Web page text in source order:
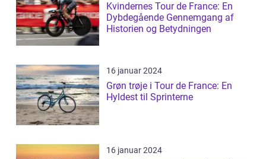
Kvindernes Tour de France: En
Dybdegående Gennemgang af
Historien og Betydningen
16 januar 2024
Grøn trøje i Tour de France: En
Hyldest til Sprinterne
16 januar 2024